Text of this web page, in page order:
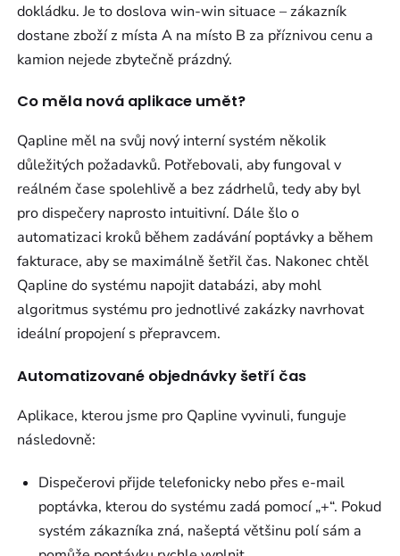
dokládku. Je to doslova win-win situace – zákazník
dostane zboží z místa A na místo B za příznivou cenu a
kamion nejede zbytečně prázdný.
Co měla nová aplikace umět?
Qapline měl na svůj nový interní systém několik
důležitých požadavků. Potřebovali, aby fungoval v
reálném čase spolehlivě a bez zádrhelů, tedy aby byl
pro dispečery naprosto intuitivní. Dále šlo o
automatizaci kroků během zadávání poptávky a během
fakturace, aby se maximálně šetřil čas. Nakonec chtěl
Qapline do systému napojit databázi, aby mohl
algoritmus systému pro jednotlivé zakázky navrhovat
ideální propojení s přepravcem.
Automatizované objednávky šetří čas
Aplikace, kterou jsme pro Qapline vyvinuli, funguje
následovně:
Dispečerovi přijde telefonicky nebo přes e-mail
poptávka, kterou do systému zadá pomocí „+“. Pokud
systém zákazníka zná, našeptá většinu polí sám a